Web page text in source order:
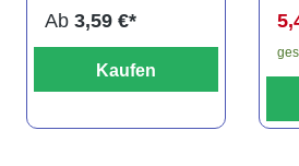
Ab 3,59 €*
Kaufen